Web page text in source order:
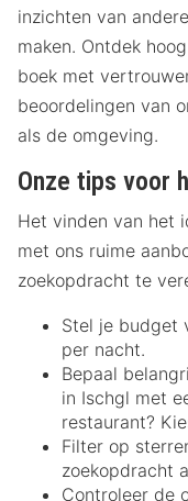
inzichten van
maken. Ontdek
boek met
beoordelingen van
als de omgeving.
Onze tips voor
Het vinden van het
met ons ruime
zoekopdracht te
Stel je budget
per nacht.
Bepaal
in Ischgl met
restaurant?
Filter op
zoekopdracht
Controleer de